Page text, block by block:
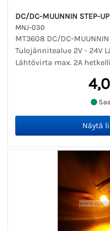
DC/DC-MUUNNIN STEP-
MNJ-030
MT3608 DC/DC-
Tulojännitealue 2V - 24V
Lähtövirta max. 2A